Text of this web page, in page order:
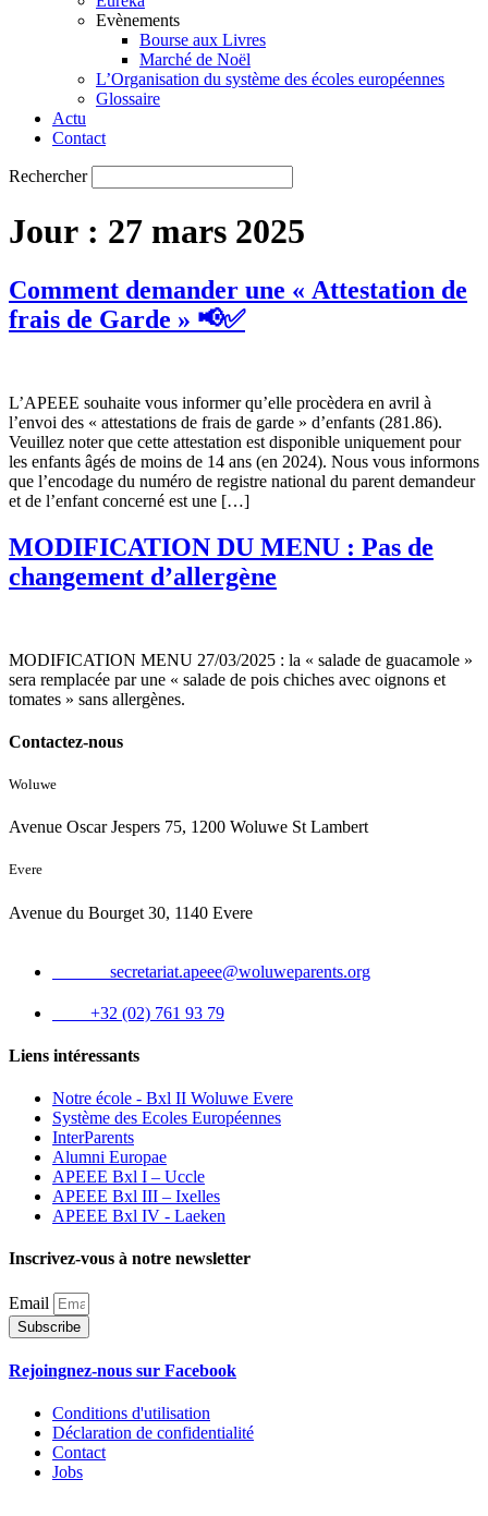
Evènements
Bourse aux Livres
Marché de Noël
L’Organisation du système des écoles européennes
Glossaire
Actu
Contact
Rechercher
Jour : 27 mars 2025
Comment demander une « Attestation de
frais de Garde » 📢✅
L’APEEE souhaite vous informer qu’elle procèdera en avril à
l’envoi des « attestations de frais de garde » d’enfants (281.86).
Veuillez noter que cette attestation est disponible uniquement pour
les enfants âgés de moins de 14 ans (en 2024). Nous vous informons
que l’encodage du numéro de registre national du parent demandeur
et de l’enfant concerné est une […]
MODIFICATION DU MENU : Pas de
changement d’allergène
MODIFICATION MENU 27/03/2025 : la « salade de guacamole »
sera remplacée par une « salade de pois chiches avec oignons et
tomates » sans allergènes.
Contactez-nous
Woluwe
Avenue Oscar Jespers 75, 1200 Woluwe St Lambert
Evere
Avenue du Bourget 30, 1140 Evere
secretariat.apeee@woluweparents.org
+32 (02) 761 93 79
Liens intéressants
Notre école - Bxl II Woluwe Evere
Système des Ecoles Européennes
InterParents
Alumni Europae
APEEE Bxl I – Uccle
APEEE Bxl III – Ixelles
APEEE Bxl IV - Laeken
Inscrivez-vous à notre newsletter
Email
Subscribe
Rejoingnez-nous sur Facebook
Conditions d'utilisation
Déclaration de confidentialité
Contact
Jobs